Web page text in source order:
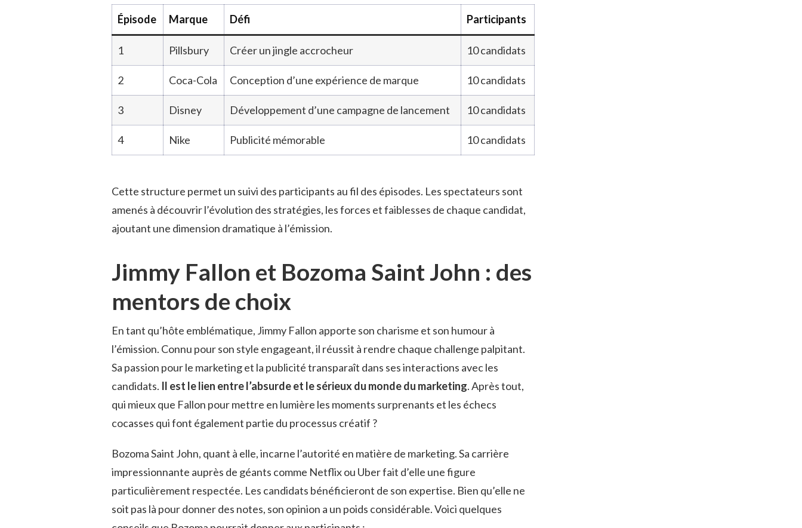
Épisode Marque Défi Participants
1 Pillsbury Créer un jingle accrocheur 10 candidats
2 Coca-Cola Conception d’une expérience de marque 10 candidats
3 Disney Développement d’une campagne de lancement 10 candidats
4 Nike Publicité mémorable 10 candidats
Cette structure permet un suivi des participants au fil des épisodes. Les spectateurs sont
amenés à découvrir l’évolution des stratégies, les forces et faiblesses de chaque candidat,
ajoutant une dimension dramatique à l’émission.
Jimmy Fallon et Bozoma Saint John : des
mentors de choix
En tant qu’hôte emblématique, Jimmy Fallon apporte son charisme et son humour à
l’émission. Connu pour son style engageant, il réussit à rendre chaque challenge palpitant.
Sa passion pour le marketing et la publicité transparaît dans ses interactions avec les
candidats. Il est le lien entre l’absurde et le sérieux du monde du marketing. Après tout,
qui mieux que Fallon pour mettre en lumière les moments surprenants et les échecs
cocasses qui font également partie du processus créatif ?
Bozoma Saint John, quant à elle, incarne l’autorité en matière de marketing. Sa carrière
impressionnante auprès de géants comme Netflix ou Uber fait d’elle une figure
particulièrement respectée. Les candidats bénéficieront de son expertise. Bien qu’elle ne
soit pas là pour donner des notes, son opinion a un poids considérable. Voici quelques